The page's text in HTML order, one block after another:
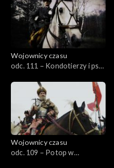
Wojownicy czasu
odc. 111 – Kondotierzy i psy
manewry
Wojownicy czasu
odc. 109 – Potop w